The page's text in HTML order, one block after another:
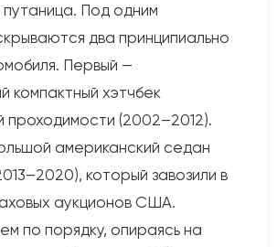
Под одним
два принципиально
Первый —
компактный хэтчбек
проходимости (2002–2012).
американский седан
который завозили в
аукционов США.
по порядку, опираясь на